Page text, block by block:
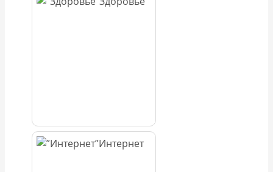
Интернет